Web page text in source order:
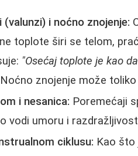
i noćno znojenje:
toplote širi se telom,
"Osećaj toplote je kao
Noćno znojenje može
i nesanica: Poremećaji
vodi umoru i
ciklusu: Kao što